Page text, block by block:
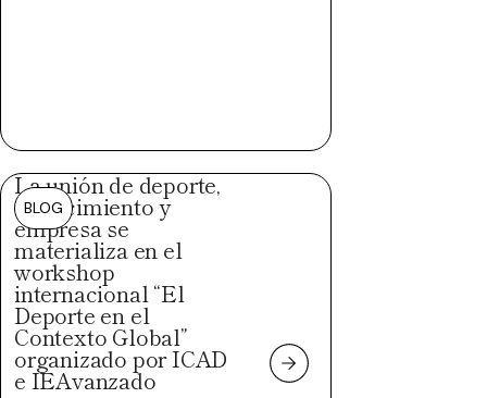
BLOG
La unión de deporte,
conocimiento y
empresa se
materializa en el
workshop
internacional “El
Deporte en el
Contexto Global”
organizado por ICAD
e IEAvanzado